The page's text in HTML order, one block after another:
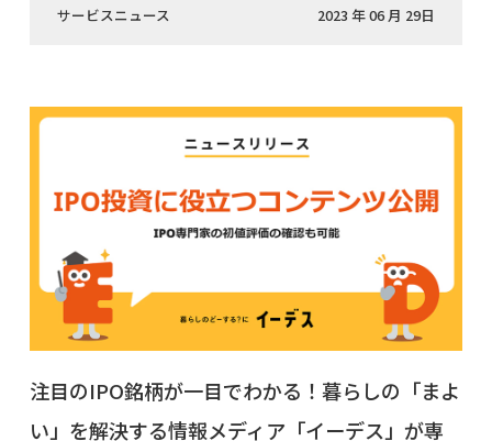
サービスニュース 2023 年 06 月 29日
注目のIPO銘柄が一目でわかる！暮らしの「まよ
い」を解決する情報メディア「イーデス」が専